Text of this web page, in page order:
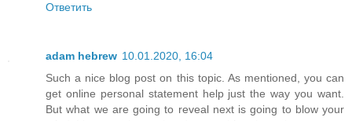
Ответить
adam hebrew 10.01.2020, 16:04
Such a nice blog post on this topic. As mentioned, you can
get online personal statement help just the way you want.
But what we are going to reveal next is going to blow your